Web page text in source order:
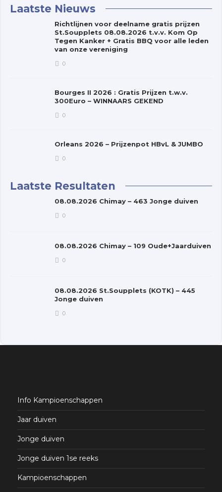
Laatste Nieuws
Richtlijnen voor deelname gratis prijzen
St.Soupplets 08.08.2026 t.v.v. Kom Op
Tegen Kanker + Gratis BBQ voor alle leden
van onze vereniging
0
Bourges II 2026 : Gratis Prijzen t.w.v.
300Euro – WINNAARS GEKEND
0
Orleans 2026 – Prijzenpot HBvL & JUMBO
0
Laatste Resultaten
08.08.2026 Chimay – 463 Jonge duiven
0
08.08.2026 Chimay – 109 Oude+Jaarduiven
0
08.08.2026 St.Soupplets (KOTK) – 445
Jonge duiven
0
Info Kampioenschappen
Jaar duiven
Jonge duiven
Jonge duiven 1se reeks
Kampioenschappen